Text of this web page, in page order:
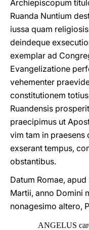
Archiepiscopum
Ruanda Nuntium
iussa quam
deindeque
exemplar ad
Evangelizatione
vehementer
constitutionem
Ruandensis
praecipimus ut
vim tam in praesens
exserant tempus,
obstantibus.
Datum Romae,
Martii, anno Domini
nonagesimo altero,
ANGELUS